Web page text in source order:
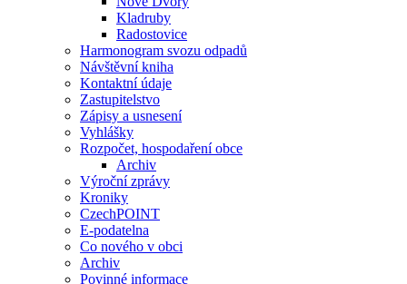
Kladruby
Radostovice
Harmonogram svozu odpadů
Návštěvní kniha
Kontaktní údaje
Zastupitelstvo
Zápisy a usnesení
Vyhlášky
Rozpočet, hospodaření obce
Archiv
Výroční zprávy
Kroniky
CzechPOINT
E-podatelna
Co nového v obci
Archiv
Povinné informace